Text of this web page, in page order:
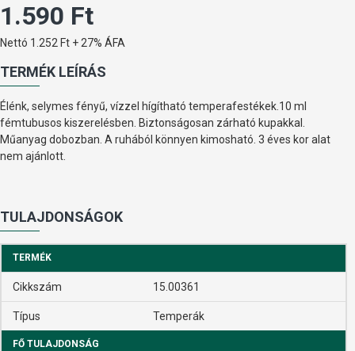
1.590 Ft
Nettó 1.252 Ft + 27% ÁFA
TERMÉK LEÍRÁS
Élénk, selymes fényű, vízzel hígítható temperafestékek.10 ml
fémtubusos kiszerelésben. Biztonságosan zárható kupakkal.
Műanyag dobozban. A ruhából könnyen kimosható. 3 éves kor alat
nem ajánlott.
TULAJDONSÁGOK
TERMÉK
Cikkszám 15.00361
Típus Temperák
FŐ TULAJDONSÁG